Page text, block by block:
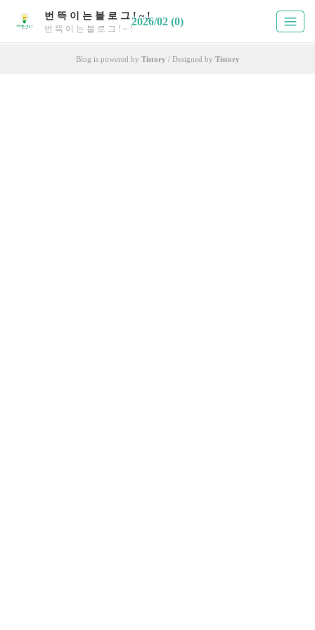
번 뜩 이 는 블 로 그 ! ~ !
번 뜩 이 는 블 로 그 ! ~ !
2026/02 (0)
Blog is powered by Tistory / Designed by Tistory